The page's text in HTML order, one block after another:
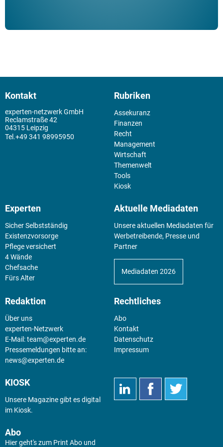
Kontakt
experten-netzwerk GmbH
Reclamstraße 42
04315 Leipzig
+49 341 98995950
Rubriken
Assekuranz
Finanzen
Recht
Management
Wirtschaft
Themenwelt
Tools
Kiosk
Experten
Sicher Selbstständig
Existenz­vorsorge
Pflege versichert
4 Wände
Chefsache
Fürs Alter
Aktuelle Mediadaten
Unsere aktuellen Mediadaten für
Werbetreibende, Presse und
Partner
Mediadaten 2026
Redaktion
Über uns
experten-Netzwerk
E-Mail:team@experten.de
Pressemeldungen bitte an:
news@experten.de
Rechtliches
Abo
Kontakt
Datenschutz
Impressum
KIOSK
Unsere Magazine gibt es digital
im Kiosk.
Abo
Hier geht's zum Print Abo und